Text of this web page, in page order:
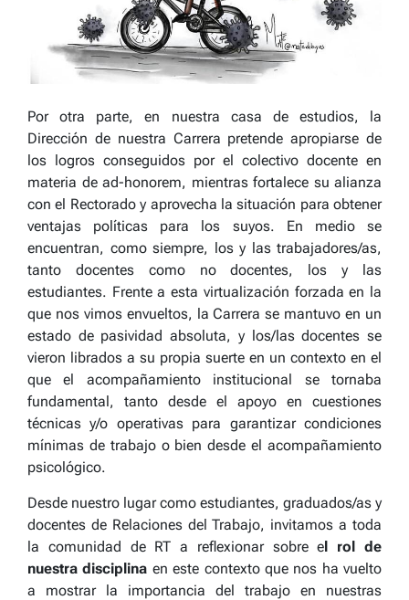
Por otra parte, en nuestra casa de estudios, la
Dirección de nuestra Carrera pretende apropiarse de
los logros conseguidos por el colectivo docente en
materia de ad-honorem, mientras fortalece su alianza
con el Rectorado y aprovecha la situación para obtener
ventajas políticas para los suyos. En medio se
encuentran, como siempre, los y las trabajadores/as,
tanto docentes como no docentes, los y las
estudiantes. Frente a esta virtualización forzada en la
que nos vimos envueltos, la Carrera se mantuvo en un
estado de pasividad absoluta, y los/las docentes se
vieron librados a su propia suerte en un contexto en el
que el acompañamiento institucional se tornaba
fundamental, tanto desde el apoyo en cuestiones
técnicas y/o operativas para garantizar condiciones
mínimas de trabajo o bien desde el acompañamiento
psicológico.
Desde nuestro lugar como estudiantes, graduados/as y
docentes de Relaciones del Trabajo, invitamos a toda
la comunidad de RT a reflexionar sobre el rol de
nuestra disciplina en este contexto que nos ha vuelto
a mostrar la importancia del trabajo en nuestras